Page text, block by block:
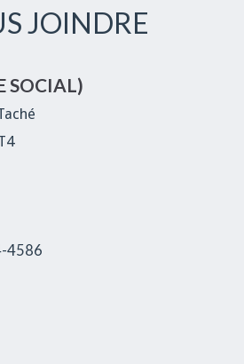
JOINDRE
SOCIAL)
4586